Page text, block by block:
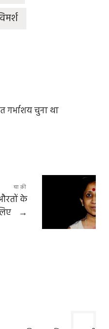
गर्भाशय चुना था
बाक़ी
के
→